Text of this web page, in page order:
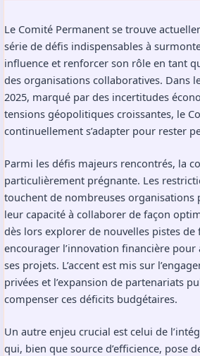
Le Comité Permanent se trouve
série de défis indispensables à
influence et renforcer son rôle en tant
des organisations collaboratives. Dans
2025, marqué par des incertitudes
tensions géopolitiques croissantes, le
continuellement s’adapter pour rester
Parmi les défis majeurs rencontrés, la
particulièrement prégnante. Les
touchent de nombreuses
leur capacité à collaborer de façon
dès lors explorer de nouvelles pistes de
encourager l’innovation financière
ses projets. L’accent est mis sur
privées et l’expansion de partenariats
compenser ces déficits budgétaires.
Un autre enjeu crucial est celui de
qui, bien que source d’efficience, pose